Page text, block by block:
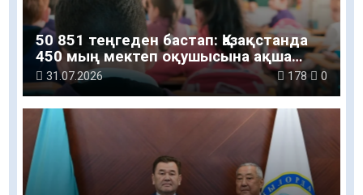
50 851 теңгеден бастап: Қазақстанда
450 мың мектеп оқушысына ақша
беріледі
31.07.2026 178 0